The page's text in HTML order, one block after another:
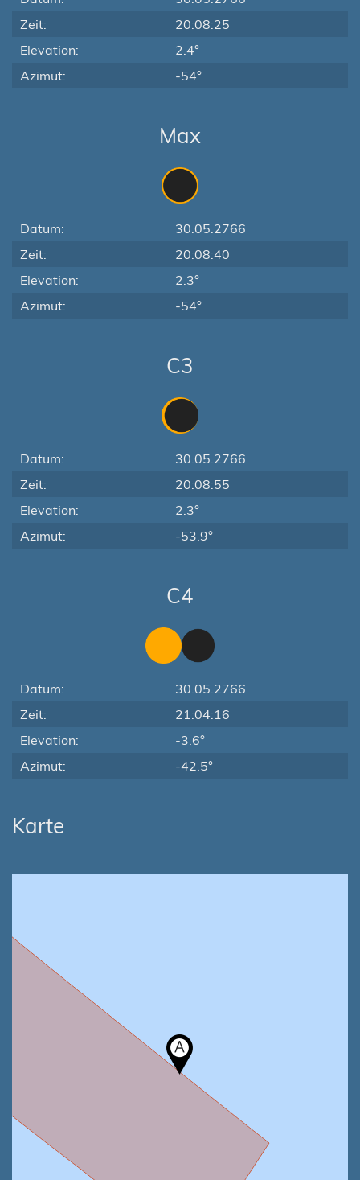
Zeit:
20:08:25
Elevation:
2.4°
Azimut:
-54°
Max
Datum:
30.05.2766
Zeit:
20:08:40
Elevation:
2.3°
Azimut:
-54°
C3
Datum:
30.05.2766
Zeit:
20:08:55
Elevation:
2.3°
Azimut:
-53.9°
C4
Datum:
30.05.2766
Zeit:
21:04:16
Elevation:
-3.6°
Azimut:
-42.5°
Karte